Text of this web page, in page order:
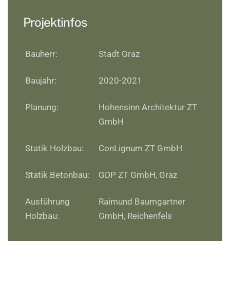
Projektinfos
Bauherr: Stadt Graz
Baujahr: 2020-2021
Planung:
Hohensinn Architektur ZT
GmbH
Statik Holzbau: ConLignum ZT GmbH
Statik Betonbau: GDP ZT GmbH, Graz
Ausführung
Holzbau:
Raimund Baumgartner
GmbH, Reichenfels